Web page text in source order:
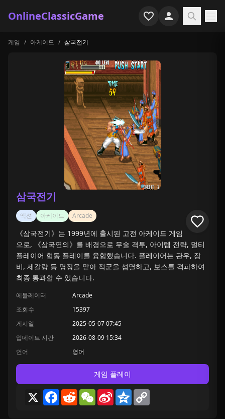
OnlineClassicGame
홈
게임 특집
최근 플레이
게임 / 아케이드 / 삼국전기
삼국전기
액션 아케이드 Arcade
《삼국전기》는 1999년에 출시된 고전 아케이드 게임
으로, 《삼국연의》를 배경으로 무술 격투, 아이템 전략, 멀티
플레이어 협동 플레이를 융합했습니다. 플레이어는 관우, 장
비, 제갈량 등 명장을 맡아 적군을 섬멸하고, 보스를 격파하여
최종 통과할 수 있습니다.
에뮬레이터
Arcade
조회수
15397
게시일
2025-05-07 07:45
업데이트 시간
2026-08-09 15:34
언어
영어
게임 플레이
X Facebook
RedditWeChat
Sina
Weibo
Qzone